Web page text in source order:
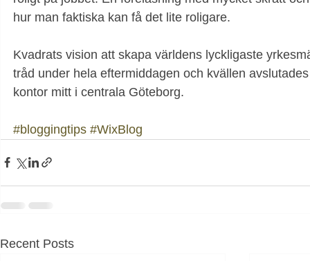
hur man faktiska kan få det lite roligare.
Kvadrats vision att skapa världens lyckligaste
tråd under hela eftermiddagen och kvällen
kontor mitt i centrala Göteborg.
#bloggingtips #WixBlog
Recent Posts